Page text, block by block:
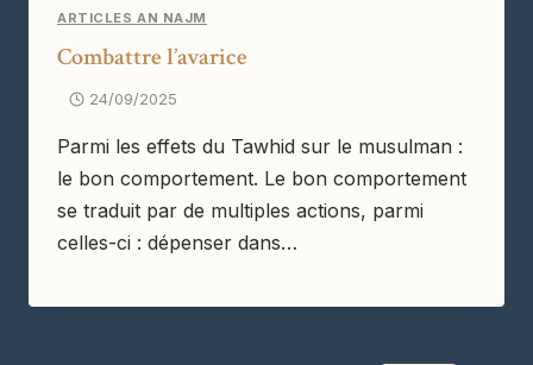
ARTICLES AN NAJM
Combattre l’avarice
24/09/2025
Parmi les effets du Tawhid sur le musulman :
le bon comportement. Le bon comportement
se traduit par de multiples actions, parmi
celles-ci : dépenser dans…